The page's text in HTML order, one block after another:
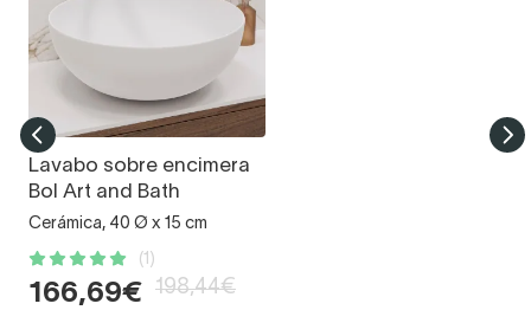
Lavabo sobre encimera
Bol Art and Bath
Cerámica, 40 Ø x 15 cm
(1)
166,69€ 198,44€